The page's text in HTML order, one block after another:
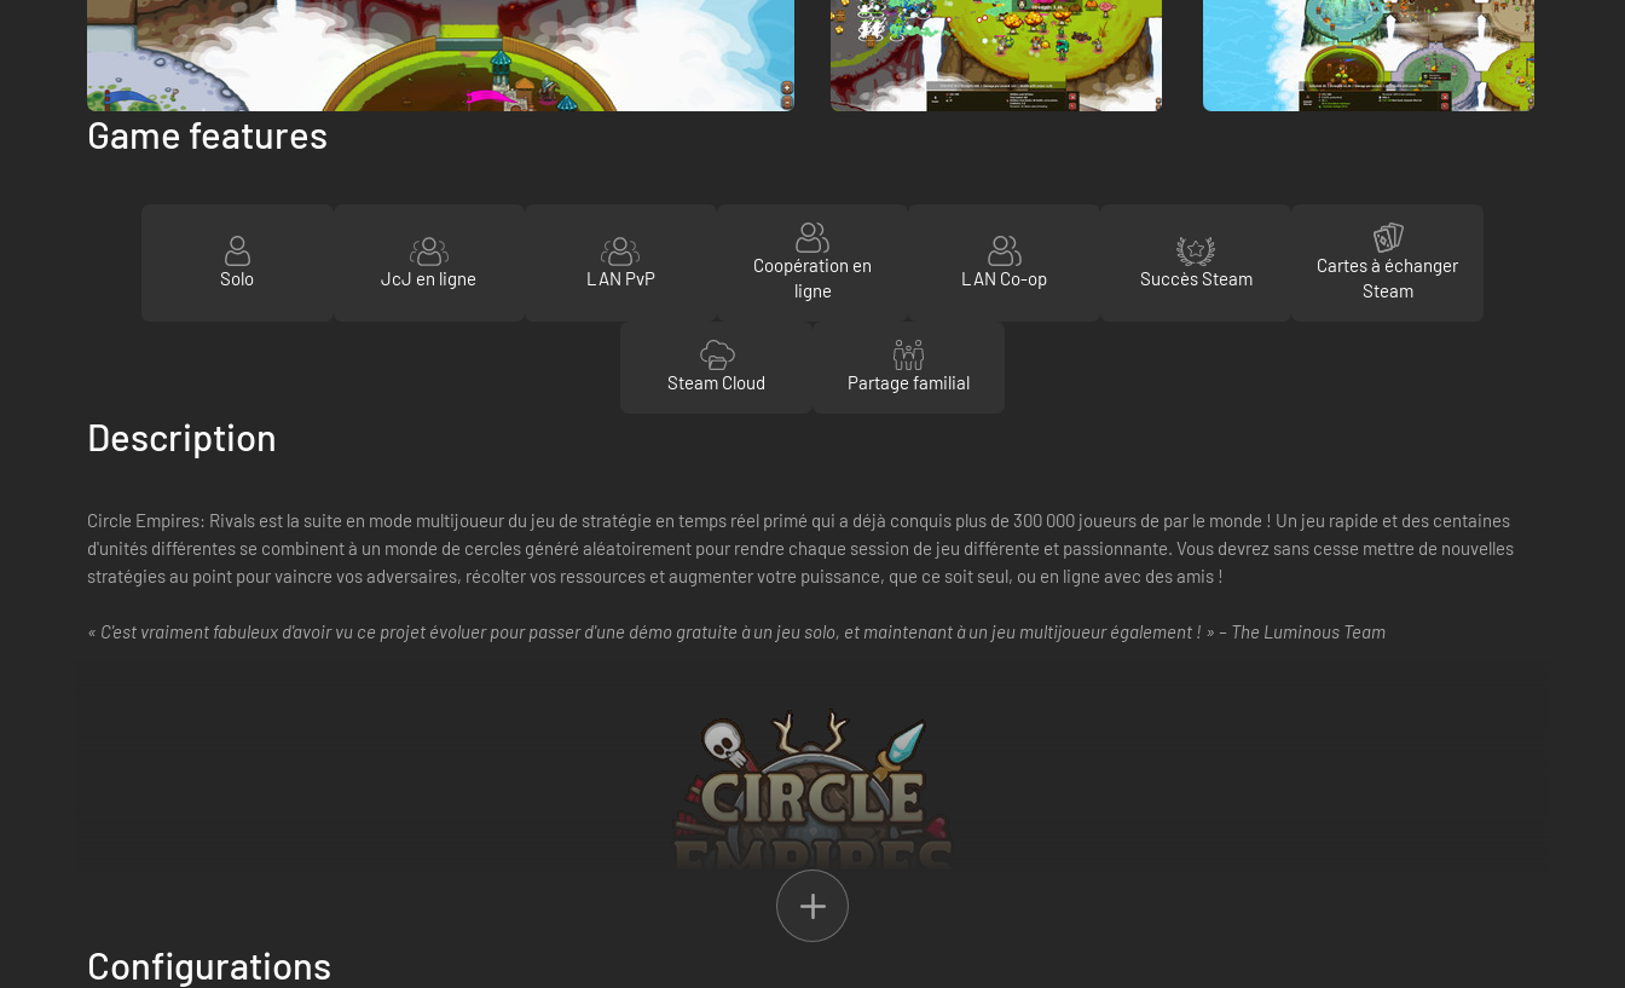
Game features
Solo JcJ en ligne LAN PvP
Coopération en
ligne
LAN Co-op Succès Steam
Cartes à échanger
Steam
Steam Cloud Partage familial
Description
Circle Empires: Rivals est la suite en mode multijoueur du jeu de stratégie en temps réel primé qui a déjà conquis plus de 300 000 joueurs de par le monde ! Un jeu rapide et des centaines
d'unités différentes se combinent à un monde de cercles généré aléatoirement pour rendre chaque session de jeu différente et passionnante. Vous devrez sans cesse mettre de nouvelles
stratégies au point pour vaincre vos adversaires, récolter vos ressources et augmenter votre puissance, que ce soit seul, ou en ligne avec des amis !
« C'est vraiment fabuleux d'avoir vu ce projet évoluer pour passer d'une démo gratuite à un jeu solo, et maintenant à un jeu multijoueur également ! » – The Luminous Team
Configurations